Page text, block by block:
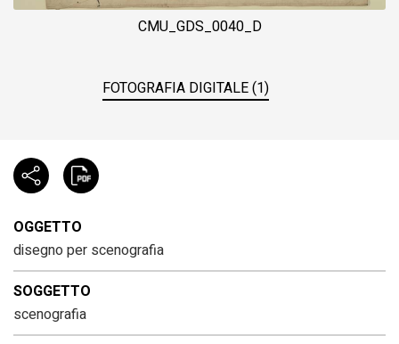
CMU_GDS_0040_D
FOTOGRAFIA DIGITALE (1)
OGGETTO
disegno per scenografia
SOGGETTO
scenografia